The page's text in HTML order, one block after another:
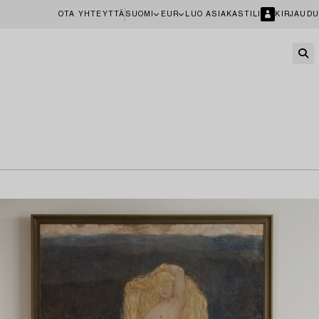
OTA YHTEYTTÄ SUOMI EUR LUO ASIAKASTILI KIRJAUDU